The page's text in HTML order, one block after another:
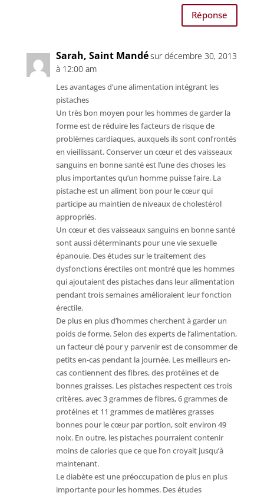
Réponse
Sarah, Saint Mandésur décembre 30, 2013
à 12:00 am
Les avantages d’une alimentation intégrant les
pistaches
Un très bon moyen pour les hommes de garder la
forme est de réduire les facteurs de risque de
problèmes cardiaques, auxquels ils sont confrontés
en vieillissant. Conserver un cœur et des vaisseaux
sanguins en bonne santé est l’une des choses les
plus importantes qu’un homme puisse faire. La
pistache est un aliment bon pour le cœur qui
participe au maintien de niveaux de cholestérol
appropriés.
Un cœur et des vaisseaux sanguins en bonne santé
sont aussi déterminants pour une vie sexuelle
épanouie. Des études sur le traitement des
dysfonctions érectiles ont montré que les hommes
qui ajoutaient des pistaches dans leur alimentation
pendant trois semaines amélioraient leur fonction
érectile.
De plus en plus d’hommes cherchent à garder un
poids de forme. Selon des experts de l’alimentation,
un facteur clé pour y parvenir est de consommer de
petits en-cas pendant la journée. Les meilleurs en-
cas contiennent des fibres, des protéines et de
bonnes graisses. Les pistaches respectent ces trois
critères, avec 3 grammes de fibres, 6 grammes de
protéines et 11 grammes de matières grasses
bonnes pour le cœur par portion, soit environ 49
noix. En outre, les pistaches pourraient contenir
moins de calories que ce que l’on croyait jusqu’à
maintenant.
Le diabète est une préoccupation de plus en plus
importante pour les hommes. Des études